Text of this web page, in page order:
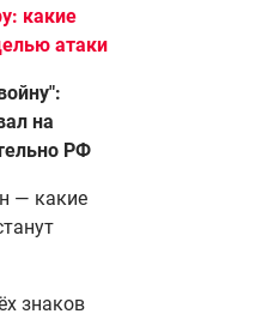
какие
атаки
на
РФ
— какие
знаков